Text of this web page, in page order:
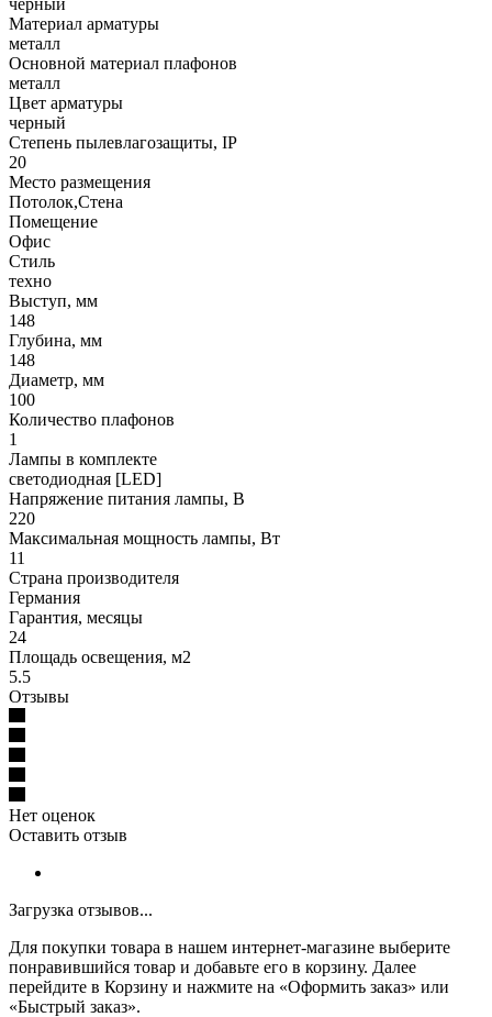
Материал арматуры
металл
Основной материал плафонов
металл
Цвет арматуры
черный
Степень пылевлагозащиты, IP
20
Место размещения
Потолок,Стена
Помещение
Офис
Стиль
техно
Выступ, мм
148
Глубина, мм
148
Диаметр, мм
100
Количество плафонов
1
Лампы в комплекте
светодиодная [LED]
Напряжение питания лампы, В
220
Максимальная мощность лампы, Вт
11
Страна производителя
Германия
Гарантия, месяцы
24
Площадь освещения, м2
5.5
Отзывы
Нет оценок
Оставить отзыв
Загрузка отзывов...
Для покупки товара в нашем интернет-магазине выберите
понравившийся товар и добавьте его в корзину. Далее
перейдите в Корзину и нажмите на «Оформить заказ» или
«Быстрый заказ».